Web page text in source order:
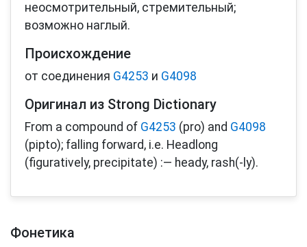
неосмотрительный, стремительный;
возможно наглый.
Происхождение
от соединения G4253 и G4098
Оригинал из Strong Dictionary
From a compound of G4253 (pro) and G4098
(pipto); falling forward, i.e. Headlong
(figuratively, precipitate) :— heady, rash(-ly).
Фонетика